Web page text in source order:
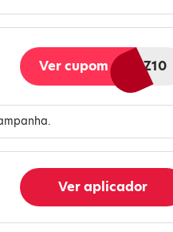
LGMELIUZ10
Ver cupom
Ver aplicador